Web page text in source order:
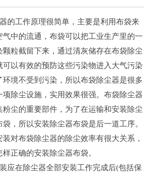
工作原理很简单，主要是利用布袋来
气中的流通，布袋可以把工业生产里的一
颗粒截留下来，通过清灰储存在布袋除尘
可以有效的预防这些污染物进入大气污染
环境不受到污染，所以布袋除尘器是很多
项除尘设施，实用效果很强。布袋除尘器
粉尘的重要部件，为了在运输和安装除尘
，所以安装除尘器布袋是后一道工序。
对布袋除尘器的除尘效率有很大关系，
正确的安装除尘器布袋。
在除尘器全部安装工作完成后(包括保